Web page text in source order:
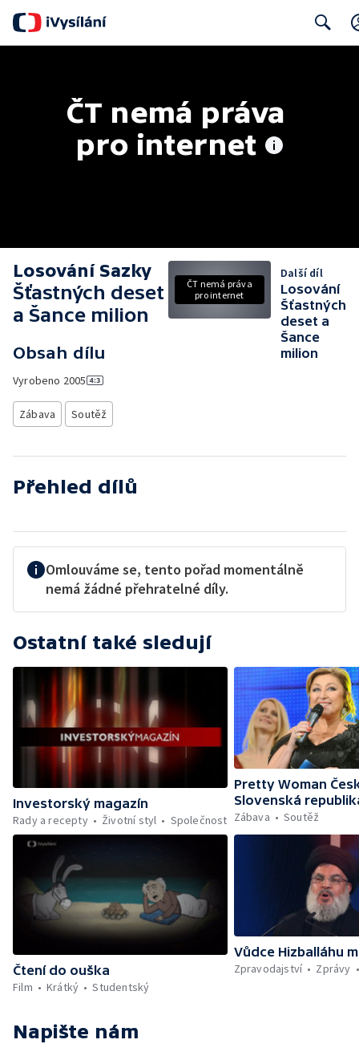
ČT nemá práva
pro internet
Losování Sazky
Šťastných deset
a Šance milion
Obsah dílu
Vyrobeno 2005
Zábava Soutěž
ČT nemá práva
pro internet
Další díl
Losování
Šťastných
deset a
Šance
milion
Přehled dílů
Omlouváme se, tento pořad momentálně
nemá žádné přehratelné díly.
Ostatní také sledují
Investorský magazín
Rady a recepty
Životní styl Společnost
Pretty Woman
Slovenská
Zábava
Soutěž
Čtení do ouška
Film
Krátký Studentský
Vůdce Hizballáhu
Zpravodajství
Zprávy
Napište nám